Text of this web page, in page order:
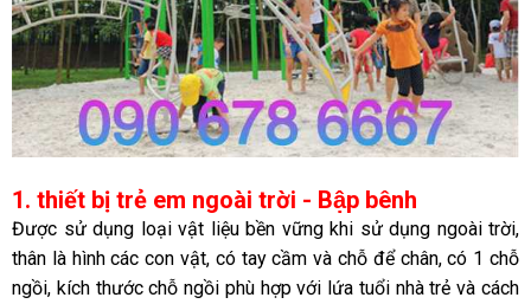
1. thiết bị trẻ em ngoài trời - Bập bênh
Được sử dụng loại vật liệu bền vững khi sử dụng ngoài trời,
thân là hình các con vật, có tay cầm và chỗ để chân, có 1 chỗ
ngồi, kích thước chỗ ngồi phù hợp với lứa tuổi nhà trẻ và cách